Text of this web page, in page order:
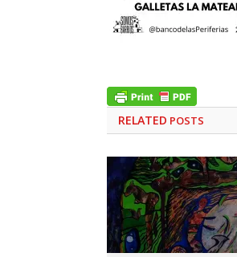
RELATED POSTS